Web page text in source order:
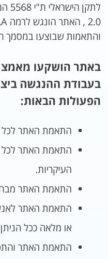
והתאמות שבוצעו במסמך
באתר הושקעו
בעבודת ההנגשה
הפעולות הבאות:
התאמת האתר לכל
התאמת האתר לכל
העיקריות.
התאמת האתר
התאמת האתר
או מלאה ככל
התאמת האתר